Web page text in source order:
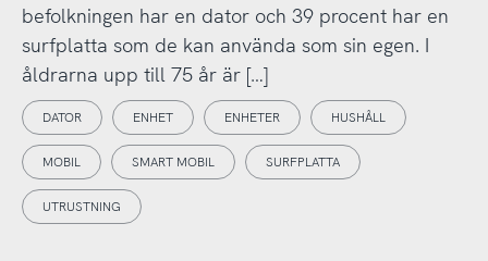
befolkningen har en dator och 39 procent har en
surfplatta som de kan använda som sin egen. I
åldrarna upp till 75 år är […]
DATOR ENHET ENHETER HUSHÅLL
MOBIL SMART MOBIL SURFPLATTA
UTRUSTNING